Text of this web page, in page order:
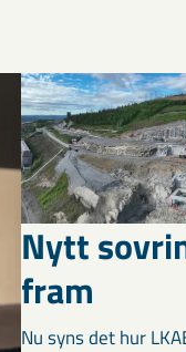
Nytt
fram
Nu syns det hur